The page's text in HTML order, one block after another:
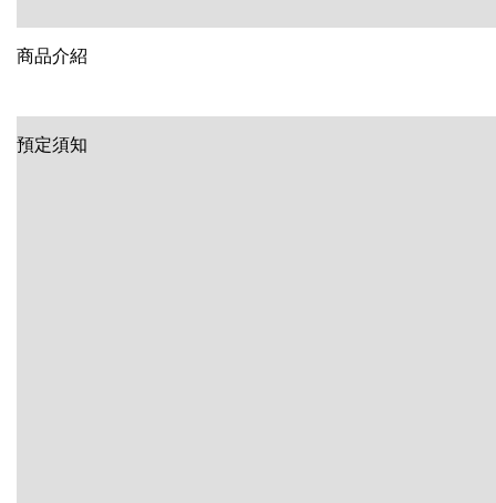
商品介紹
預定須知